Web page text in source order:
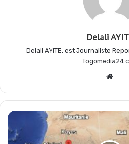
Delali
Delali AYITE, est Journaliste